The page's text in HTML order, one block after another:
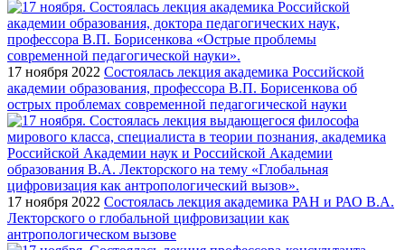
17 ноября 2022 Состоялась лекция академика Российской
академии образования, профессора В.П. Борисенкова об
острых проблемах современной педагогической науки
17 ноября 2022 Состоялась лекция академика РАН и РАО В.А.
Лекторского о глобальной цифровизации как
антропологическом вызове